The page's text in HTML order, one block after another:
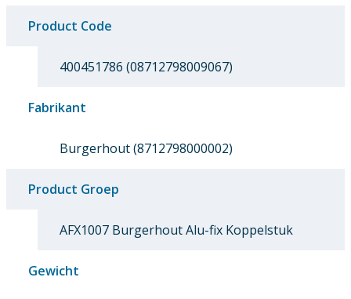
Product Code
400451786 (08712798009067)
Fabrikant
Burgerhout (8712798000002)
Product Groep
AFX1007 Burgerhout Alu-fix Koppelstuk
Gewicht